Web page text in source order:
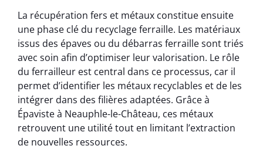
La récupération fers et métaux constitue ensuite
une phase clé du recyclage ferraille. Les matériaux
issus des épaves ou du débarras ferraille sont triés
avec soin afin d’optimiser leur valorisation. Le rôle
du ferrailleur est central dans ce processus, car il
permet d’identifier les métaux recyclables et de les
intégrer dans des filières adaptées. Grâce à
Épaviste à Neauphle-le-Château, ces métaux
retrouvent une utilité tout en limitant l’extraction
de nouvelles ressources.